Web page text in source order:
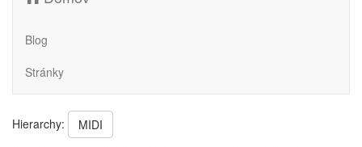
Blog
Stránky
Hierarchy:
MIDI